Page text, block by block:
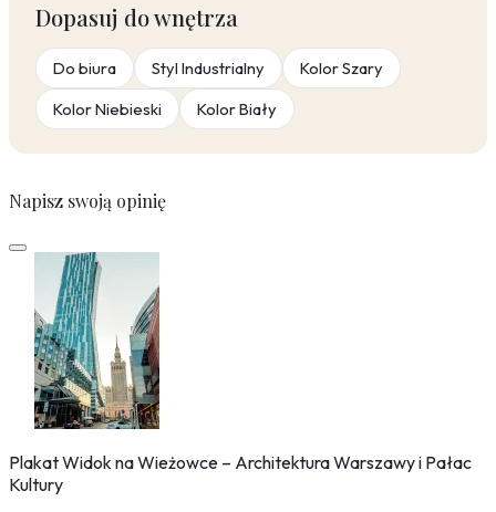
Dopasuj do wnętrza
Do biura Styl Industrialny
Kolor Szary
Kolor Niebieski
Kolor Biały
Napisz swoją opinię
Plakat Widok na Wieżowce – Architektura Warszawy i Pałac
Kultury